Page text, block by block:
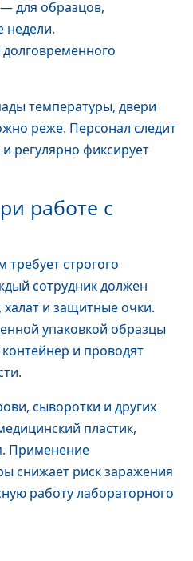
для образцов,
недели.
температуры, двери
реже. Персонал следит
регулярно фиксирует
работе с
строгого
сотрудник должен
халат и защитные очки.
упаковкой образцы
и проводят
сыворотки и других
пластик,
Применение
снижает риск заражения
работу лабораторного